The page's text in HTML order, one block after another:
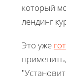
который
лендинг
Это уже